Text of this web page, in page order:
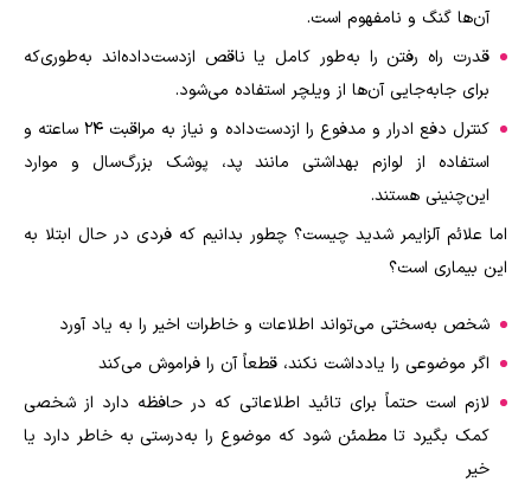
آن‌ها گنگ و نامفهوم است.
قدرت راه رفتن را به‌طور کامل یا ناقص ازدست‌داده‌اند به‌طوری‌که
برای جابه‌جایی آن‌ها از ویلچر استفاده می‌شود.
کنترل دفع ادرار و مدفوع را ازدست‌داده و نیاز به مراقبت 24 ساعته و
استفاده از لوازم بهداشتی مانند پد، پوشک بزرگ‌سال و موارد
این‌چنینی هستند.
اما علائم آلزایمر شدید چیست؟ چطور بدانیم که فردی در حال ابتلا به
این بیماری است؟
شخص به‌سختی می‌تواند اطلاعات و خاطرات اخیر را به یاد آورد
اگر موضوعی را یادداشت نکند، قطعاً آن را فراموش می‌کند
لازم است حتماً برای تائید اطلاعاتی که در حافظه دارد از شخصی
کمک بگیرد تا مطمئن شود که موضوع را به‌درستی به خاطر دارد یا
خیر